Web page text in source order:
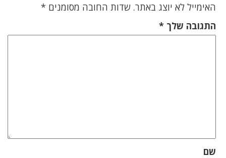
האימייל לא יוצג באתר. שדות החובה מסומנים *
התגובה שלך *
שם